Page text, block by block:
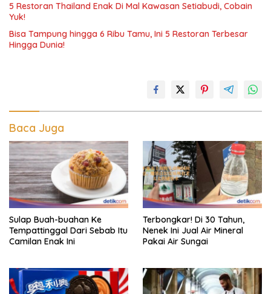
5 Restoran Thailand Enak Di Mal Kawasan Setiabudi, Cobain
Yuk!
Bisa Tampung hingga 6 Ribu Tamu, Ini 5 Restoran Terbesar
Hingga Dunia!
Baca Juga
Sulap Buah-buahan Ke
Tempattinggal Dari Sebab Itu
Camilan Enak Ini
Terbongkar! Di 30 Tahun,
Nenek Ini Jual Air Mineral
Pakai Air Sungai